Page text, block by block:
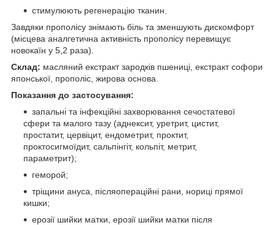
стимулюють регенерацію тканин.
Завдяки прополісу знімають біль та зменшують дискомфорт
(місцева аналгетична активність прополісу перевищує
новокаїн у 5,2 раза).
Склад: масляний екстракт зародків пшениці, екстракт софори
японської, прополіс, жирова основа.
Показання до застосування:
запальні та інфекційні захворювання сечостатевої
сфери та малого тазу (аднексит, уретрит, цистит,
простатит, цервіцит, ендометрит, проктит,
проктосигмоїдит, сальпінгіт, кольпіт, метрит,
параметрит);
геморой;
тріщини ануса, післяопераційні рани, нориці прямої
кишки;
ерозії шийки матки, ерозії шийки матки після